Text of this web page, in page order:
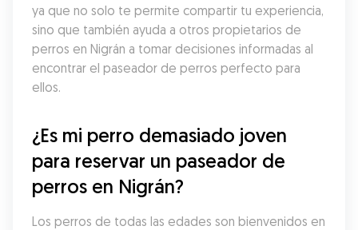
ya que no solo te permite compartir tu experiencia,
sino que también ayuda a otros propietarios de
perros en Nigrán a tomar decisiones informadas al
encontrar el paseador de perros perfecto para
ellos.
¿Es mi perro demasiado joven
para reservar un paseador de
perros en Nigrán?
Los perros de todas las edades son bienvenidos en